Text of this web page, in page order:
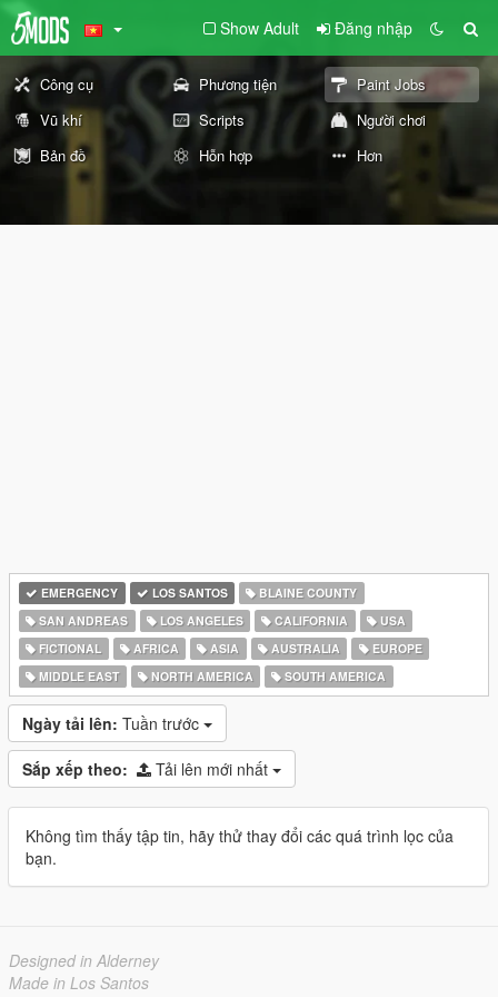
Show Adult Đăng nhập
Công cụ Phương tiện
Paint Jobs
Vũ khí
Scripts
Người chơi
Bản đồ
Hỗn hợp Hơn
EMERGENCY LOS SANTOS
BLAINE COUNTY
SAN ANDREAS
LOS ANGELES CALIFORNIA
USA
FICTIONAL
AFRICA ASIA AUSTRALIA
EUROPE
MIDDLE EAST
NORTH AMERICA SOUTH AMERICA
Ngày tải lên: Tuần trước
Sắp xếp theo: Tải lên mới nhất
Không tìm thấy tập tin, hãy thử thay đổi các quá trình lọc của
bạn.
Designed in Alderney
Made in Los Santos